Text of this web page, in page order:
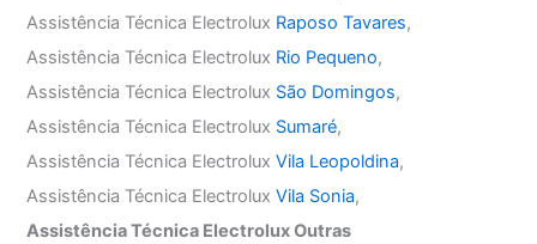
Assistência Técnica Electrolux Raposo Tavares,
Assistência Técnica Electrolux Rio Pequeno,
Assistência Técnica Electrolux São Domingos,
Assistência Técnica Electrolux Sumaré,
Assistência Técnica ElectroluxVila Leopoldina,
Assistência Técnica ElectroluxVila Sonia,
Assistência Técnica Electrolux Outras